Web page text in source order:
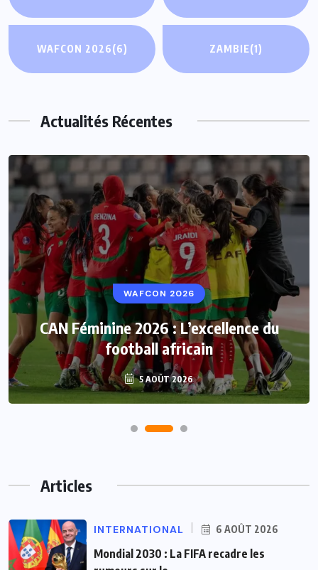
WAFCON 2026(6) ZAMBIE(1)
Actualités Récentes
WAFCON 2026
CAN Féminine 2026 : L’excellence du
football africain
5 AOÛT 2026
Articles
INTERNATIONAL 6 AOÛT 2026
Mondial 2030 : La FIFA recadre les